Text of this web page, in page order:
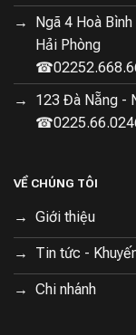
Ngã 4 Hoà
Hải Phòng
123 Đà Nẵng -
VỀ CHÚNG TÔI
Giới thiệu
Tin tức -
Chi nhánh